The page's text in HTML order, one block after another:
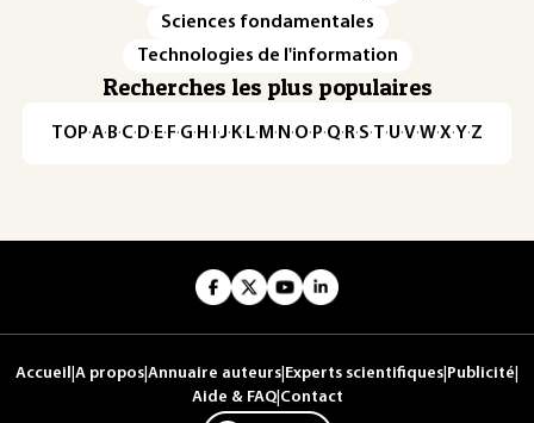
Sciences fondamentales
Technologies de l'information
Recherches les plus populaires
TOP·A·B·C· D· E· F·G· H · ·J· K· L· M · N ·O· P·Q· R·S·T·U·V·W·X·Y·Z
Accueil A propos Annuaire auteurs Experts scientifiques Publicité
Aide & FAQ| Contact